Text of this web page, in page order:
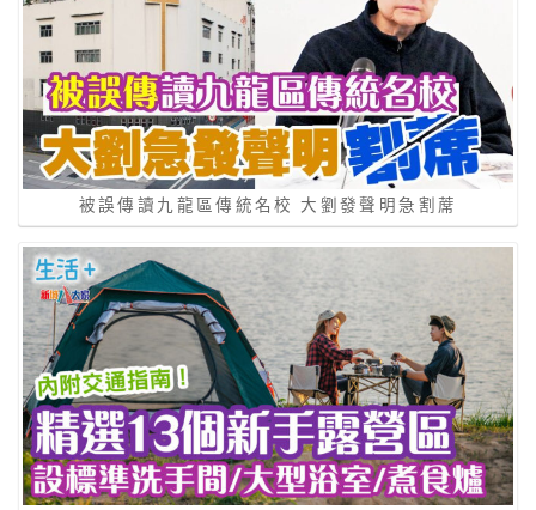
被誤傳讀九龍區傳統名校 大劉發聲明急割蓆